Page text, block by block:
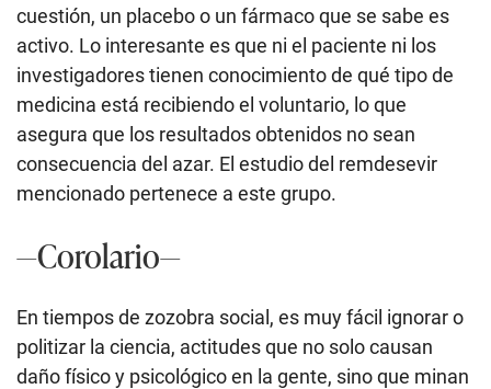
cuestión, un placebo o un fármaco que se sabe es
activo. Lo interesante es que ni el paciente ni los
investigadores tienen conocimiento de qué tipo de
medicina está recibiendo el voluntario, lo que
asegura que los resultados obtenidos no sean
consecuencia del azar. El estudio del remdesevir
mencionado pertenece a este grupo.
—Corolario—
En tiempos de zozobra social, es muy fácil ignorar o
politizar la ciencia, actitudes que no solo causan
daño físico y psicológico en la gente, sino que minan